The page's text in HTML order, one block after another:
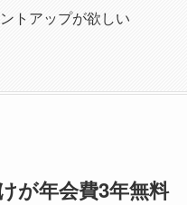
トアップが欲しい
が年会費3年無料